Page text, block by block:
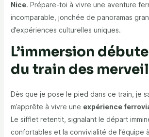
Nice. Prépare-toi à vivre une aventure
incomparable, jonchée de panoramas
d’expériences culturelles uniques.
L’immersion
du train des
Dès que je pose le pied dans ce train, je
m’apprête à vivre une expérience
Le sifflet retentit, signalant le départ
confortables et la convivialité de l’équipe